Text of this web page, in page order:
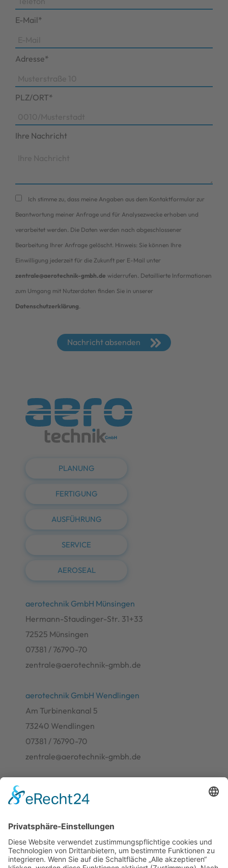
E-Mail*
Adresse*
PLZ/ORT*
Ihre Nachricht
Ich stimme zu, dass meine Angaben aus dem Kontaktformular zur
Beantwortung meiner Anfrage und für Analysezwecke erhoben und
verarbeitet werden. Die Daten werden nach abgeschlossener
Bearbeitung Ihrer Anfrage gelöscht. Hinweis: Sie können Ihre
Einwilligung jederzeit für die Zukunft per E-Mail unter
zentrale@aerotechnik-gmbh.de widerrufen. Detaillierte Informationen
zum Umgang mit Nutzerdaten finden Sie in unserer
Datenschutzerklärung.
Nachricht absenden
PLANUNG
FERTIGUNG
AUSFÜHRUNG
SERVICE
AEROSEAL
aerotechnik GmbH Münsingen
Hermann-Staudinger-Str. 31+33
72525 Münsingen
07381 / 76790-70
zentrale@aerotechnik-gmbh.de
aerotechnik GmbH Wendlingen
Am Turbinenkanal 5
73240 Wendlingen
07381 / 76790-70
zentrale@aerotechnik-gmbh.de